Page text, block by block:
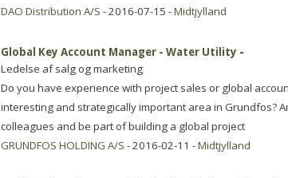
DAO Distribution A/S - 2016-07-15 -Midtjylland
Global Key Account Manager - Water Utility -
Ledelse af salg og marketing
Do you have experience with project sales or global
interesting and strategically important area in Grundfos?
colleagues and be part of building a global project
GRUNDFOS HOLDING A/S - 2016-02-11 -Midtjylland